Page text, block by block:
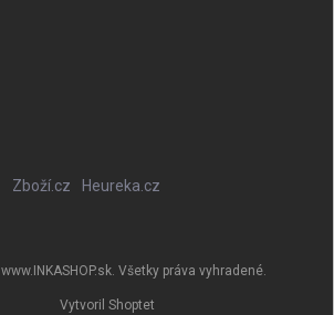
Zboží.cz Heureka.cz
Vytvoril Shoptet
www.INKASHOP.sk. Všetky práva vyhradené.